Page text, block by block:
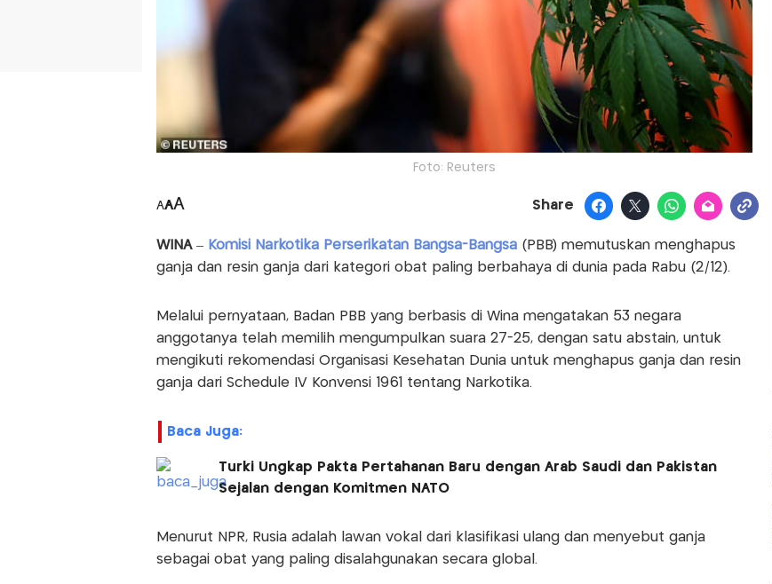
Foto: Reuters
AAA Share
WINA– Komisi Narkotika Perserikatan Bangsa-Bangsa (PBB) memutuskan menghapus
ganja dan resin ganja dari kategori obat paling berbahaya di dunia pada Rabu (2/12).
Melalui pernyataan, Badan PBB yang berbasis di Wina mengatakan 53 negara
anggotanya telah memilih mengumpulkan suara 27-25, dengan satu abstain, untuk
mengikuti rekomendasi Organisasi Kesehatan Dunia untuk menghapus ganja dan resin
ganja dari Schedule IV Konvensi 1961 tentang Narkotika.
Baca Juga:
Turki Ungkap Pakta Pertahanan Baru dengan Arab Saudi dan Pakistan
Sejalan dengan Komitmen NATO
Menurut NPR, Rusia adalah lawan vokal dari klasifikasi ulang dan menyebut ganja
sebagai obat yang paling disalahgunakan secara global.